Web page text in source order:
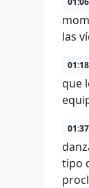
las
que
tipo